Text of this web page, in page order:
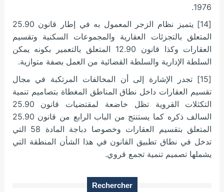
1976.
[14] يتميز نظام الزجر المعمول به في إطار قانون 25.90
المتعلق بالتجزئات العقارية والمجموعات السكنية وتقسيم
العقارات وكذا قانون 12.90 المتعلق بالتعمير بكونه يمكن
السلطة الإدارية والسلطة القضائية من العمل بصفة متوازية.
[15] تجدر الإشارة إلى أن المخالفات المرتكبة في مجال
تقسيم العقارات داخل نطاق المناطق المغطاة بتصاميم تنمية
التكثلات القروية تظل خاضعة لمقتضيات قانون 25.90
السالف ذكره كما يستنتج من الباب الرابع من قانون 25.90
المتعلق بتقسيم العقارات وخصوصا دباجة المادة 58 التي
تدخل في نطاق تطبيق القانون في هذا الشأن المنطقة التي
يشملها تصميم تنمية تجمع قروي.
Rechercher